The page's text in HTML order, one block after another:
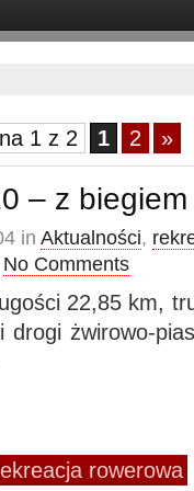
1 z 2 1 2 »
– z
in Aktualności,
No Comments
22,85 km,
drogi żwirowo-
rowerowa